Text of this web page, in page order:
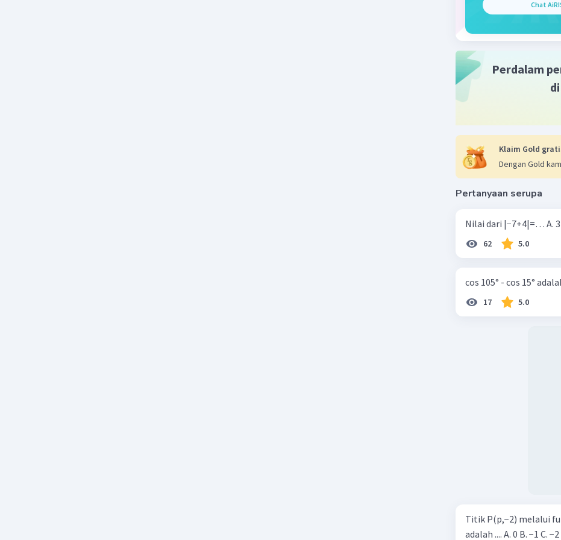
Chat
Perdalam
Klaim Gold
Dengan Gold
Pertanyaan serupa
Nilai
62 5.0
cos 105° - cos 15°
17 5.0
Titik P(p,−2) melalui
adalah .... A. 0 B. −1 C. −2